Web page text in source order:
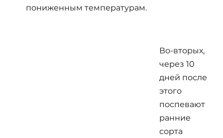
пониженным температурам.
Во-вторых,
через 10
дней после
этого
поспевают
ранние
сорта